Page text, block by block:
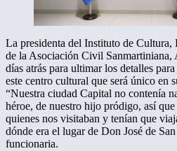
La presidenta del Instituto de
de la Asociación Civil Sanmartiniana,
días atrás para ultimar los detalles
este centro cultural que será único en
“Nuestra ciudad Capital no contenía
héroe, de nuestro hijo pródigo, así
quienes nos visitaban y tenían que
dónde era el lugar de Don José de
funcionaria.